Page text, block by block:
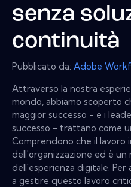
senza
continuità
Pubblicato da: Adobe
Attraverso la nostra
mondo, abbiamo scoperto
maggior successo - e i
successo - trattano come
Comprendono che il lavoro
dell'organizzazione ed è un
dell'esperienza digitale.
a gestire questo lavoro